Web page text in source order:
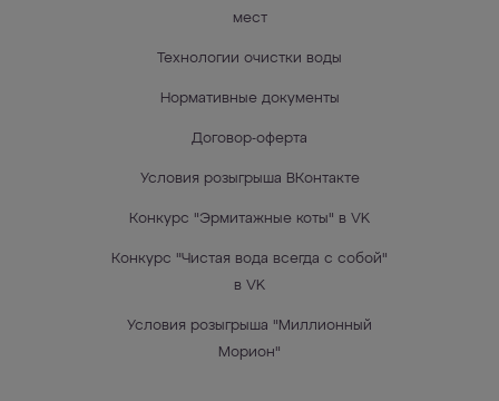
мест
Технологии очистки воды
Нормативные документы
Договор-оферта
Условия розыгрыша ВКонтакте
Конкурс "Эрмитажные коты" в VK
Конкурс "Чистая вода всегда с собой"
в VK
Условия розыгрыша "Миллионный
Морион"